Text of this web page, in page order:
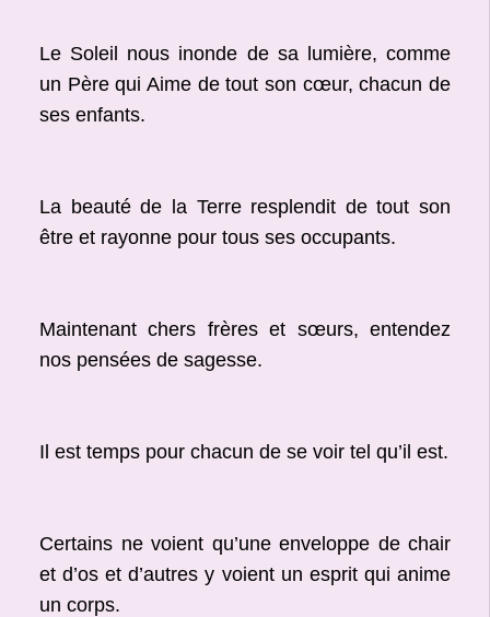
Le Soleil nous inonde de sa lumière, comme
un Père qui Aime de tout son cœur, chacun de
ses enfants.
La beauté de la Terre resplendit de tout son
être et rayonne pour tous ses occupants.
Maintenant chers frères et sœurs, entendez
nos pensées de sagesse.
Il est temps pour chacun de se voir tel qu’il est.
Certains ne voient qu’une enveloppe de chair
et d’os et d’autres y voient un esprit qui anime
un corps.